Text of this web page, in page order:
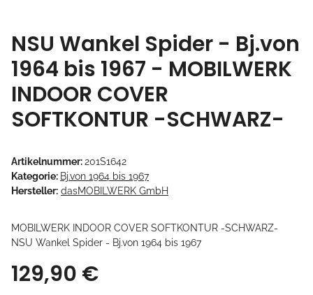
NSU Wankel Spider - Bj.von
1964 bis 1967 - MOBILWERK
INDOOR COVER
SOFTKONTUR -SCHWARZ-
Artikelnummer:201S1642
Kategorie: Bj.von 1964 bis 1967
Hersteller: dasMOBILWERK GmbH
MOBILWERK INDOOR COVER SOFTKONTUR -SCHWARZ-
NSU Wankel Spider - Bj.von 1964 bis 1967
129,90 €